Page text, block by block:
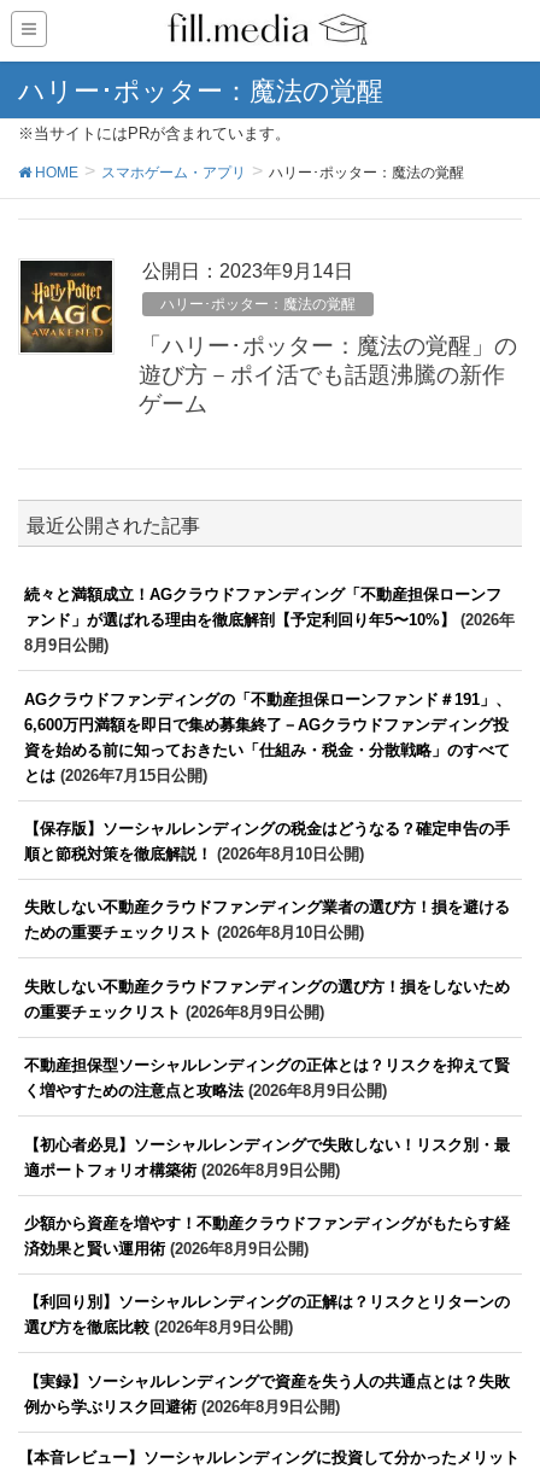
ハリー･ポッター：魔法の覚醒
※当サイトにはPRが含まれています。
HOME スマホゲーム・アプリ ハリー･ポッター：魔法の覚醒
公開日： 2023年9月14日
ハリー･ポッター：魔法の覚醒
「ハリー･ポッター：魔法の覚醒」の
遊び方－ポイ活でも話題沸騰の新作
ゲーム
最近公開された記事
続々と満額成立！AGクラウドファンディング「不動産担保ローンフ
ァンド」が選ばれる理由を徹底解剖【予定利回り年5〜10%】
(2026年
8月9日公開)
AGクラウドファンディングの「不動産担保ローンファンド＃191」、
6,600万円満額を即日で集め募集終了－AGクラウドファンディング投
資を始める前に知っておきたい「仕組み・税金・分散戦略」のすべて
とは (2026年7月15日公開)
【保存版】ソーシャルレンディングの税金はどうなる？確定申告の手
順と節税対策を徹底解説！ (2026年8月10日公開)
失敗しない不動産クラウドファンディング業者の選び方！損を避ける
ための重要チェックリスト (2026年8月10日公開)
失敗しない不動産クラウドファンディングの選び方！損をしないため
の重要チェックリスト (2026年8月9日公開)
不動産担保型ソーシャルレンディングの正体とは？リスクを抑えて賢
く増やすための注意点と攻略法(2026年8月9日公開)
【初心者必見】ソーシャルレンディングで失敗しない！リスク別・最
適ポートフォリオ構築術 (2026年8月9日公開)
少額から資産を増やす！不動産クラウドファンディングがもたらす経
済効果と賢い運用術 (2026年8月9日公開)
【利回り別】ソーシャルレンディングの正解は？リスクとリターンの
選び方を徹底比較 (2026年8月9日公開)
【実録】ソーシャルレンディングで資産を失う人の共通点とは？失敗
例から学ぶリスク回避術 (2026年8月9日公開)
【本音レビュー】ソーシャルレンディングに投資して分かったメリット